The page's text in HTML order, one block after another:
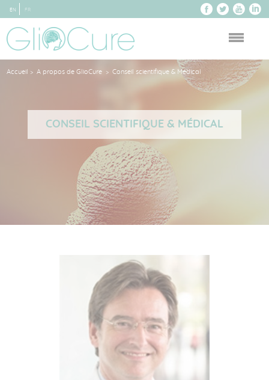
EN FR
Accueil > A propos de GlioCure >Conseil scientifique & Médical
CONSEIL SCIENTIFIQUE & MÉDICAL